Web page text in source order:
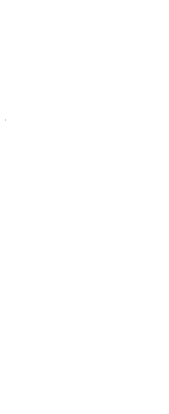
Jeep JK Unlimited de
Jeep JK Unlimited de Découverte
ressorts AEV +4,5″ à tarage
TERAFLEX. – Amortisseur FOX
X4 avec porte roue. – Pneus 35″
Longues portées à led XLED –